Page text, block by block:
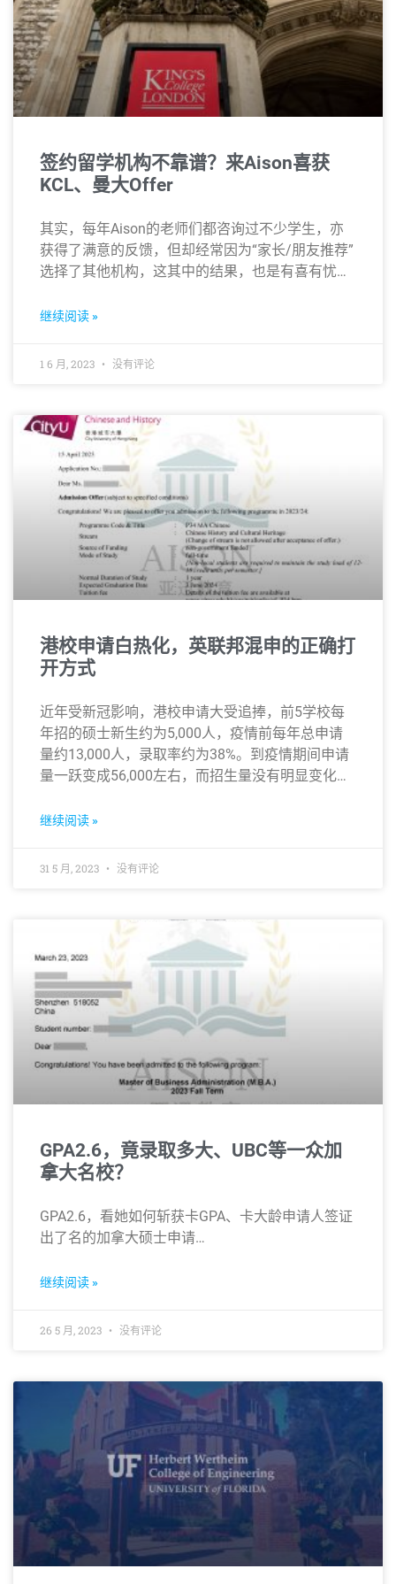
签约留学机构不靠谱？来Aison喜获
KCL、曼大Offer
其实，每年Aison的老师们都咨询过不少学生，亦
获得了满意的反馈，但却经常因为“家长/朋友推荐”
选择了其他机构，这其中的结果，也是有喜有忧…
继续阅读 »
1 6 月, 2023 没有评论
港校申请白热化，英联邦混申的正确打
开方式
近年受新冠影响，港校申请大受追捧，前5学校每
年招的硕士新生约为5,000人，疫情前每年总申请
量约13,000人，录取率约为38%。到疫情期间申请
量一跃变成56,000左右，而招生量没有明显变化，
的制定显得尤为重要。
继续阅读 »
31 5 月, 2023 没有评论
GPA2.6，竟录取多大、UBC等一众加
拿大名校？
GPA2.6，看她如何斩获卡GPA、卡大龄申请人签证
出了名的加拿大硕士申请…
继续阅读 »
26 5 月, 2023 没有评论